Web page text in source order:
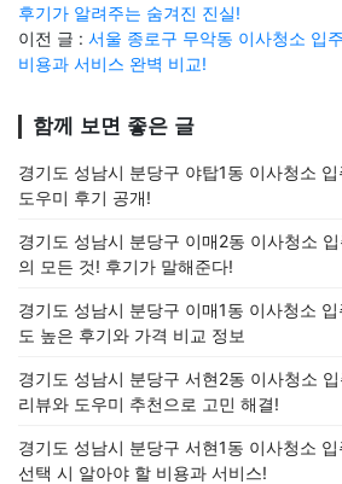
후기가 알려주는 숨겨진 진실!
이전 글 : 서울 종로구 무악동 이사청소 입
비용과 서비스 완벽 비교!
함께 보면 좋은 글
경기도 성남시 분당구 야탑1동 이사청소
도우미 후기 공개!
경기도 성남시 분당구 이매2동 이사청소
의 모든 것! 후기가 말해준다!
경기도 성남시 분당구 이매1동 이사청소
도 높은 후기와 가격 비교 정보
경기도 성남시 분당구 서현2동 이사청소
리뷰와 도우미 추천으로 고민 해결!
경기도 성남시 분당구 서현1동 이사청소
선택 시 알아야 할 비용과 서비스!